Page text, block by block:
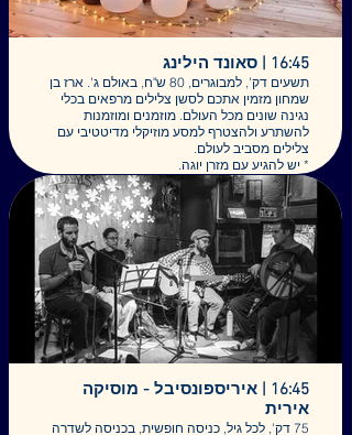
קיבצנו חלק מהיצירות לתערוכה שמוצגת בימים
אלה בגלריה בכפר שאול.
הפקה ואירגן: דסי שלום –נימני
16:45 | סאונד הילינג
תשעים דק', למבוגרים, 80 ש"ח, באולם ג'. ארז בן
שמחון מזמין אתכם לסשן צלילים מרפאים בכלי
נגינה שונים מכל העולם. מוזמנים ומוזמנות
להשתרע ולהצטרף למסע מוזיקלי מדיטטיבי עם
צלילים מסביב לעולם.
* יש להגיע עם מזרן יוגה.
90 דקות
16:45 | איריספונסיבל - מוסיקה
אירית
75 דק', לכל גיל, כניסה חופשית, בכניסה לשדרה